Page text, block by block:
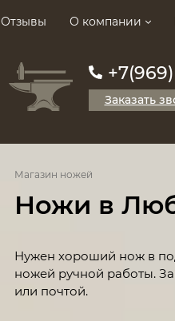
Отзывы О компании
Заказать
Магазин ножей
Ножи в
​Нужен хороший нож в
ножей ручной работы.
или почтой.